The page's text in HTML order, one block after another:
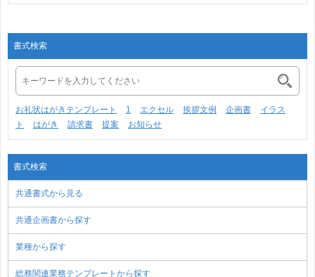
書式検索
お礼状はがきテンプレート 1 エクセル 挨拶文例 企画書
イラス
ト
はがき 請求書 提案 お知らせ
書式検索
共通書式から見る
共通企画書から探す
業種から探す
総務関連業務テンプレートから探す